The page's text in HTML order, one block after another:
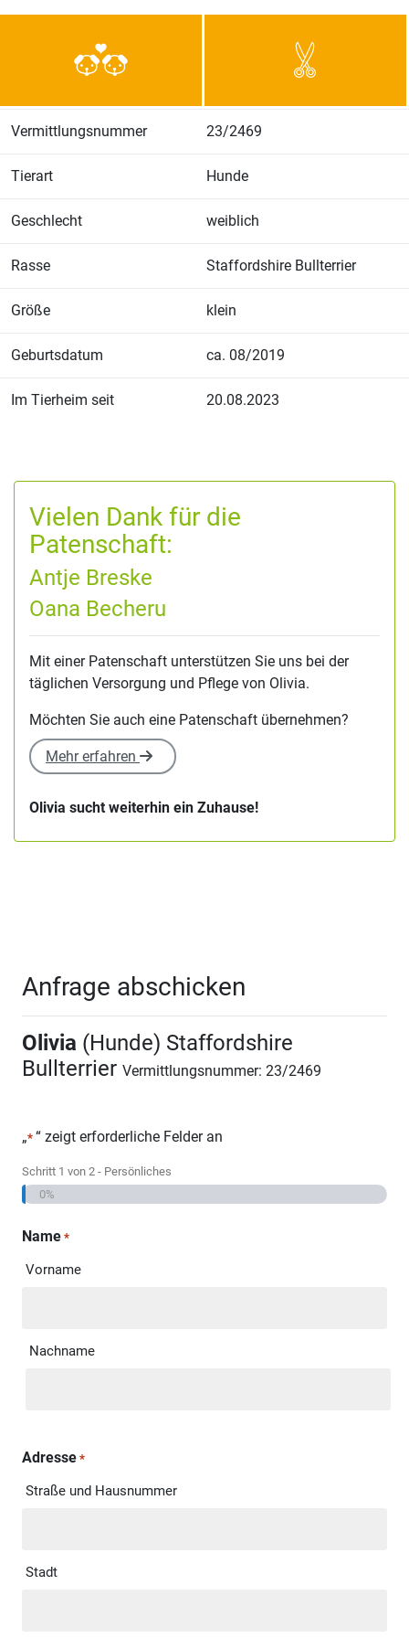
Vermittlungsnummer 23/2469
Tierart Hunde
Geschlecht weiblich
Rasse Staffordshire Bullterrier
Größe klein
Geburtsdatum ca. 08/2019
Im Tierheim seit 20.08.2023
Vielen Dank für die
Patenschaft:
Antje Breske
Oana Becheru
Mit einer Patenschaft unterstützen Sie uns bei der
täglichen Versorgung und Pflege von Olivia.
Möchten Sie auch eine Patenschaft übernehmen?
Mehr erfahren
Olivia sucht weiterhin ein Zuhause!
Anfrage abschicken
Olivia (Hunde) Staffordshire
Bullterrier Vermittlungsnummer: 23/2469
„* “ zeigt erforderliche Felder an
Schritt 1 von 2 - Persönliches
0%
Name *
Vorname
Nachname
Adresse *
Straße und Hausnummer
Stadt